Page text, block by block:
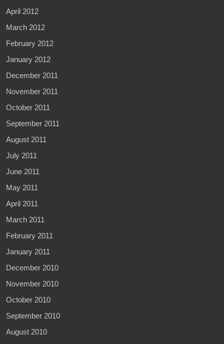
April 2012
March 2012
February 2012
January 2012
December 2011
November 2011
October 2011
September 2011
August 2011
July 2011
June 2011
May 2011
April 2011
March 2011
February 2011
January 2011
December 2010
November 2010
October 2010
September 2010
August 2010